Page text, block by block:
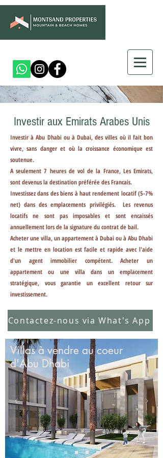
Investir aux Emirats Arabes Unis
Investir à Abu Dhabi ou à Dubai, des villes où il fait bon
vivre, sans danger et où la croissance économique est
soutenue.
A seulement 7 heures de vol de la France, Les Emirats,
sont devenus la destination préférée des Francais.
Investissez dans des biens à haut rendement locatif (5-7%
net) dans des emplacements privilégiés. Les revenus
locatifs ne sont pas imposables et sont encaissés
annuellement lors de la signature du contrat de bail.
Acheter une villa, un appartement à Dubai ou à Abu Dhabi
et le mettre en location est facile et rapide avec l'aide
d'un agent immobilier compétent. Acheter un
appartement ou une villa dans un emplacement
stratégique, vous garantie un excellent retour sur
investissement.
Contactez-nous via What's App
Villas à vendre au coeur
d'Abu Dhabi